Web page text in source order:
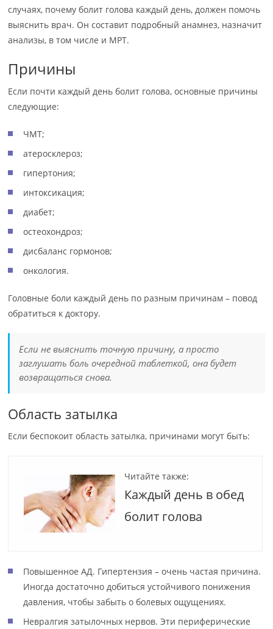
случаях, почему болит голова каждый день, должен помочь
выяснить врач. Он составит подробный анамнез, назначит
анализы, в том числе и МРТ.
Причины
Если почти каждый день болит голова, основные причины
следующие:
ЧМТ;
атеросклероз;
гипертония;
интоксикация;
диабет;
остеохондроз;
дисбаланс гормонов;
онкология.
Головные боли каждый день по разным причинам – повод
обратиться к доктору.
Если не выяснить точную причину, а просто
заглушать боль очередной таблеткой, она будет
возвращаться снова.
Область затылка
Если беспокоит область затылка, причинами могут быть:
Читайте также:
Каждый день в обед
болит голова
Повышенное АД. Гипертензия – очень частая причина.
Иногда достаточно добиться устойчивого понижения
давления, чтобы забыть о болевых ощущениях.
Невралгия затылочных нервов. Эти периферические